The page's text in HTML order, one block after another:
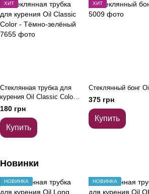
ХИТ
Стеклянная трубка для
курения Oil Classic Color -
Тёмно-зелёный
180 грн
Купить
ХИТ
Стеклянный бонг Oil
375 грн
Купить
Новинки
НОВИНКА НОВИНКА